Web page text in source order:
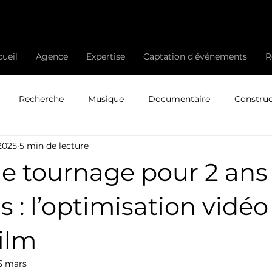
Agence Expertise Captation d'événements
Recherche Musique Documentaire
de communication vidéo
Joaillerie Haute Horlogerie Marketing
tournage pour 2
: l’optimisation
5 min de lecture
mars